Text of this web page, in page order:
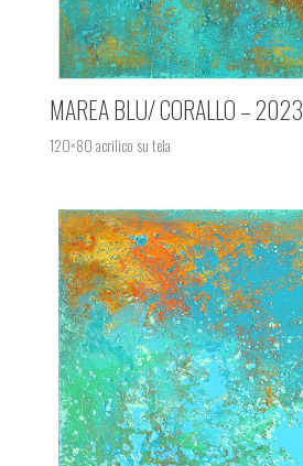
MAREA BLU/ CORALLO – 2023
120×80 acrilico su tela